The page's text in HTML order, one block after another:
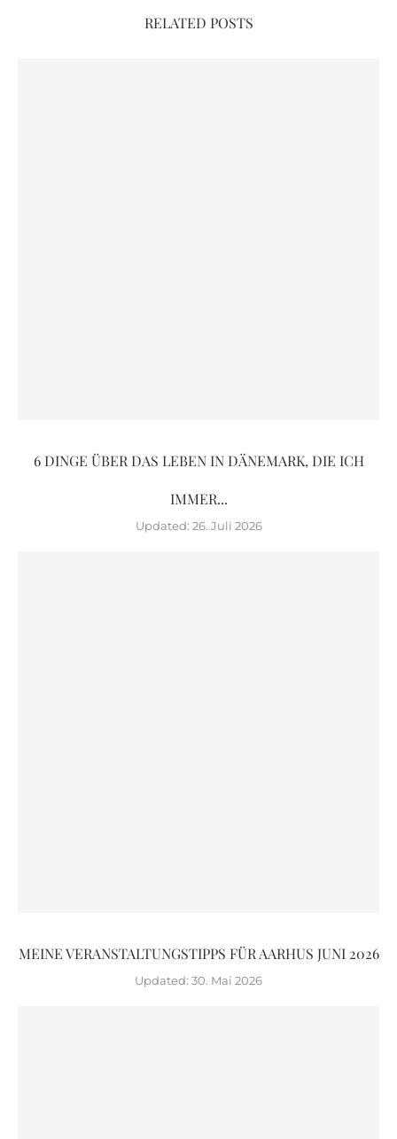
RELATED POSTS
6 DINGE ÜBER DAS LEBEN IN DÄNEMARK, DIE ICH
IMMER...
Updated: 26. Juli 2026
MEINE VERANSTALTUNGSTIPPS FÜR AARHUS JUNI 2026
Updated: 30. Mai 2026